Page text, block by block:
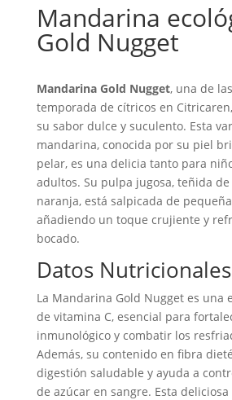
Mandarina
Gold Nugget
Mandarina Gold Nugget, una de
temporada de cítricos en
su sabor dulce y suculento. Esta
mandarina, conocida por su piel
pelar, es una delicia tanto para
adultos. Su pulpa jugosa, teñida
naranja, está salpicada de
añadiendo un toque crujiente y
bocado.
Datos Nutricionales
La Mandarina Gold Nugget es una
de vitamina C, esencial para
inmunológico y combatir los
Además, su contenido en fibra
digestión saludable y ayuda a
de azúcar en sangre. Esta